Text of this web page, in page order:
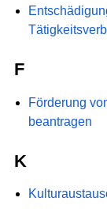
F
Förderung
beantragen
K